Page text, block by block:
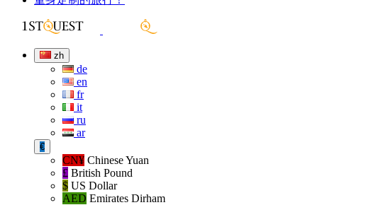
zh
de
en
fr
it
ru
ar
€
CN¥ Chinese Yuan
£ British Pound
$ US Dollar
AED Emirates Dirham